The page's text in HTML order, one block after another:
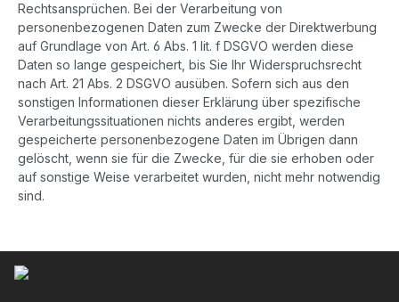
Rechtsansprüchen. Bei der Verarbeitung von
personenbezogenen Daten zum Zwecke der Direktwerbung
auf Grundlage von Art. 6 Abs. 1 lit. f DSGVO werden diese
Daten so lange gespeichert, bis Sie Ihr Widerspruchsrecht
nach Art. 21 Abs. 2 DSGVO ausüben. Sofern sich aus den
sonstigen Informationen dieser Erklärung über spezifische
Verarbeitungssituationen nichts anderes ergibt, werden
gespeicherte personenbezogene Daten im Übrigen dann
gelöscht, wenn sie für die Zwecke, für die sie erhoben oder
auf sonstige Weise verarbeitet wurden, nicht mehr notwendig
sind.